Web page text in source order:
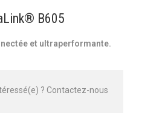
B605
et ultraperformante.
? Contactez-nous